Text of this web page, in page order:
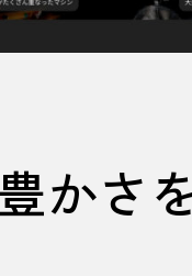
豊か